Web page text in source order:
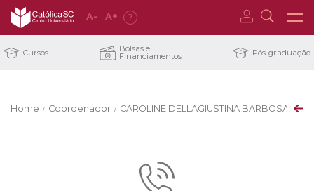
A- A+ ?
Cursos Bolsas e
Financiamentos Pós-graduação
Home / Coordenador / CAROLINE DELLAGIUSTINA BARBOSA